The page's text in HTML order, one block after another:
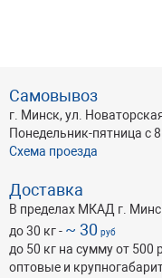
Самовывоз
г. Минск, ул.
Понедельник-пятница с
Схема проезда
Доставка
В пределах МКАД г.
до 30 кг - ~ 30 руб
до 50 кг на сумму от 500
оптовые и